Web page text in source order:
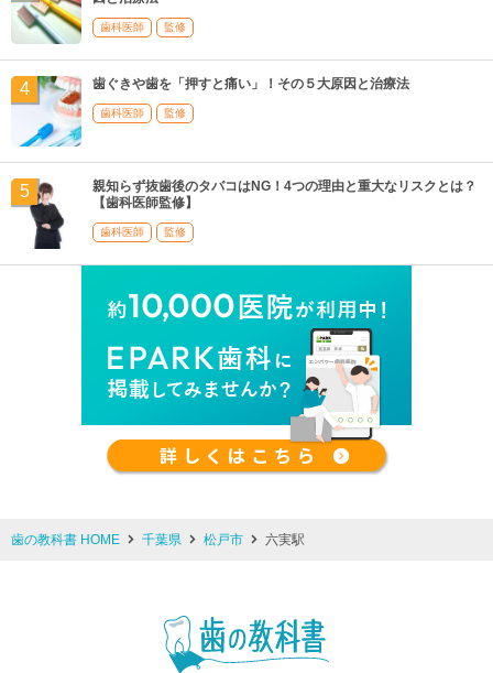
歯科医師 監修
歯ぐきや歯を「押すと痛い」！その５大原因と治療法
歯科医師 監修
親知らず抜歯後のタバコはNG！4つの理由と重大なリスクとは？
【歯科医師監修】
歯科医師 監修
歯の教科書 HOME 千葉県 松戸市 六実駅